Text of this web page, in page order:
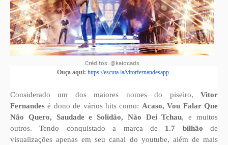
Créditos: @kaiocads
Ouça aqui: https://escuta.la/vitorfernandesapp
Considerado um dos maiores nomes do piseiro,
Vitor
Fernandes é dono de vários hits como: Acaso, Vou Falar Que
Não Quero, Saudade e Solidão, Não Dei Tchau, e muitos
outros. Tendo conquistado a marca de
1.7 bilhão
de
visualizações apenas em seu canal do youtube, além de mais